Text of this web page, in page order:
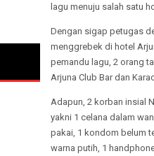
lagu menuju salah satu
Dengan sigap petugas
menggrebek di hotel
pemandu lagu, 2 orang
Arjuna Club Bar dan
Adapun, 2 korban insial
yakni 1 celana dalam
pakai, 1 kondom belum
warna putih, 1